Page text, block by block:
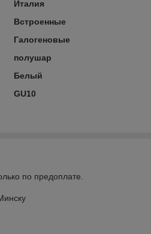
Италия
Встроенные
Галогеновые
полушар
Белый
GU10
по предоплате.